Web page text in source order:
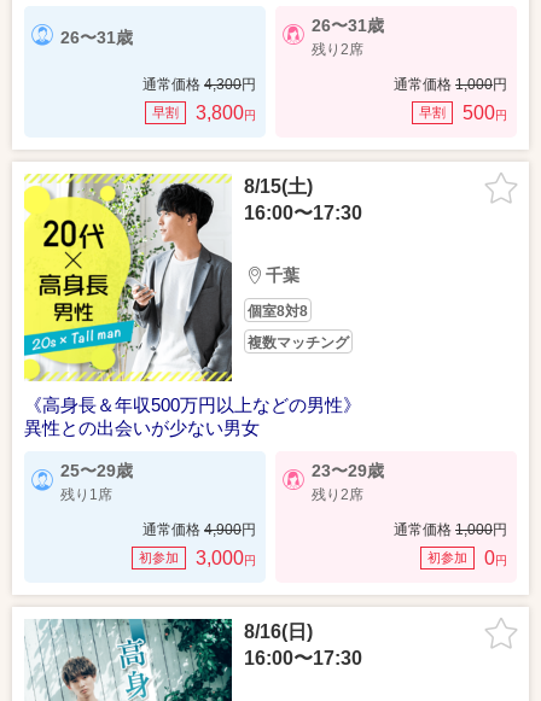
26〜31歳
通常価格 4,300円
早割 3,800円
26〜31歳
残り2席
通常価格 1,000円
早割 500円
8/15(土)
16:00〜17:30
千葉
個室8対8
複数マッチング
《高身長＆年収500万円以上などの男性》
異性との出会いが少ない男女
25〜29歳
残り1席
通常価格 4,900円
初参加 3,000円
23〜29歳
残り2席
通常価格 1,000円
初参加 0円
8/16(日)
16:00〜17:30